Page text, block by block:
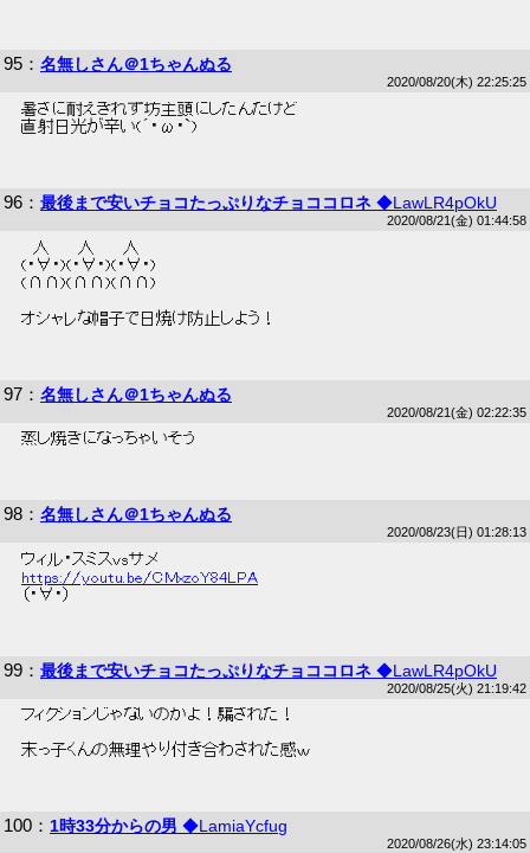
95 ： 名無しさん＠1ちゃんぬる
2020/08/20(木) 22:25:25
暑さに耐えきれず坊主頭にしたんだけど
直射日光が辛い(´・ω・`)
96 ： 最後まで安いチョコたっぷりなチョココロネ ◆LawLR4pOkU
2020/08/21(金) 01:44:58
人　　 人　　 人
(・∀・)(・∀・)(・∀・)
(∩∩)(∩∩)(∩∩)
オシャレな帽子で日焼け防止しよう！
97 ： 名無しさん＠1ちゃんぬる
2020/08/21(金) 02:22:35
蒸し焼きになっちゃいそう
98 ： 名無しさん＠1ちゃんぬる
2020/08/23(日) 01:28:13
ウィル・スミスvsサメ
https://youtu.be/CMxzoY84LPA
（・∀・）
99 ： 最後まで安いチョコたっぷりなチョココロネ ◆LawLR4pOkU
2020/08/25(火) 21:19:42
フィクションじゃないのかよ！騙された！
末っ子くんの無理やり付き合わされた感ｗ
100 ： 1時33分からの男 ◆LamiaYcfug
2020/08/26(水) 23:14:05